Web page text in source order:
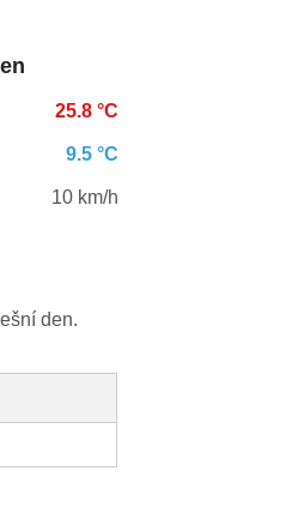
25.8 °C
9.5 °C
10 km/h
den.